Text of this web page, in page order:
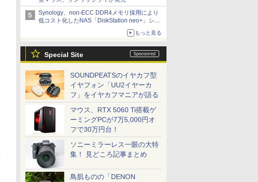
Synology、non-ECC DDR4メモリ採用により
低コスト化したNAS「DiskStation neo+」シリ
ーズ 予算を抑えて導入でき、ECCメモリへの
もっと見る
Special Site
SOUNDPEATSのイヤカフ型
イヤフォン「UU2イヤーカ
フ」をイヤカフマニアが語る
マウス、RTX 5060 Ti搭載ゲ
ーミングPCが7万5,000円オ
フで30万円台！
ソニーミラーレス一眼の大特
集！ 見どころ記事まとめ
鳥肌ものの「DENON